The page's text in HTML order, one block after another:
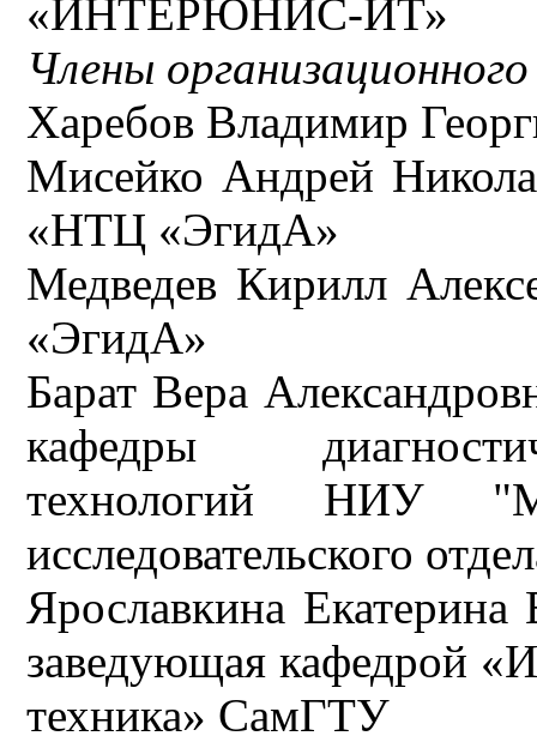
«ИНТЕРЮНИС-ИТ»
Члены
Харебов Владимир
Мисейко Андрей
«НТЦ «ЭгидА»
Медведев Кирилл
«ЭгидА»
Барат Вера
кафедры
технологий НИУ
исследовательского
Ярославкина Екатерина
заведующая кафедрой
техника» СамГТУ